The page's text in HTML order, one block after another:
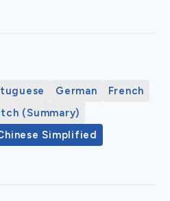
German
French
(Summary)
Simplified